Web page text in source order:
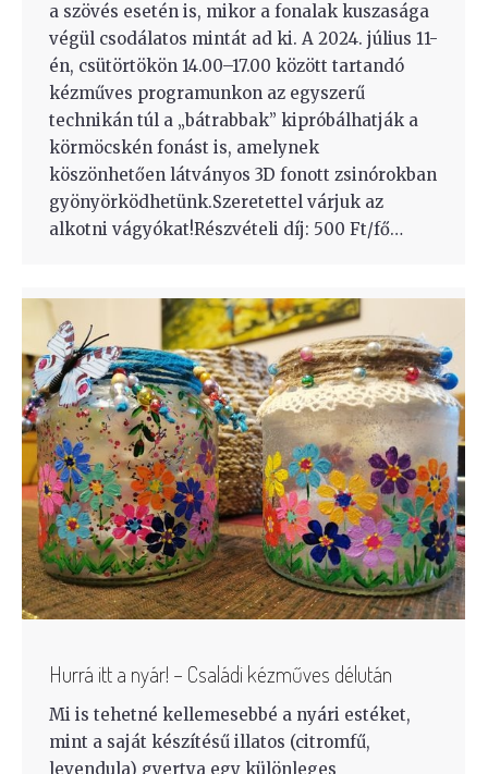
a szövés esetén is, mikor a fonalak kuszasága
végül csodálatos mintát ad ki. A 2024. július 11-
én, csütörtökön 14.00–17.00 között tartandó
kézműves programunkon az egyszerű
technikán túl a „bátrabbak” kipróbálhatják a
körmöcskén fonást is, amelynek
köszönhetően látványos 3D fonott zsinórokban
gyönyörködhetünk.Szeretettel várjuk az
alkotni vágyókat!Részvételi díj: 500 Ft/fő…
Hurrá itt a nyár! – Családi kézműves délután
Mi is tehetné kellemesebbé a nyári estéket,
mint a saját készítésű illatos (citromfű,
levendula) gyertya egy különleges